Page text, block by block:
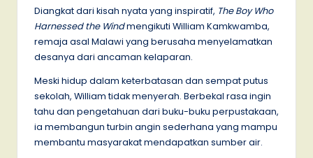
Diangkat dari kisah nyata yang inspiratif, The Boy Who
Harnessed the Windmengikuti William Kamkwamba,
remaja asal Malawi yang berusaha menyelamatkan
desanya dari ancaman kelaparan.
Meski hidup dalam keterbatasan dan sempat putus
sekolah, William tidak menyerah. Berbekal rasa ingin
tahu dan pengetahuan dari buku-buku perpustakaan,
ia membangun turbin angin sederhana yang mampu
membantu masyarakat mendapatkan sumber air.